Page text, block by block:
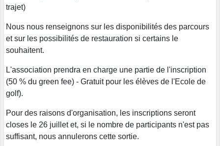
trajet)
Nous nous renseignons sur les disponibilités des parcours
et sur les possibilités de restauration si certains le
souhaitent.
L'association prendra en charge une partie de l'inscription
(50 % du green fee) - Gratuit pour les élèves de l'Ecole de
golf).
Pour des raisons d'organisation, les inscriptions seront
closes le 26 juillet et, si le nombre de participants n'est pas
suffisant, nous annulerons cette sortie.